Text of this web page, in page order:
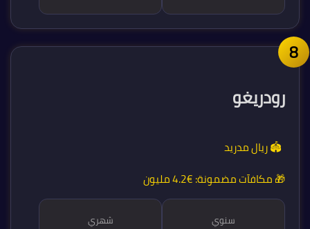
8
رودريغو
🏟️ ريال مدريد
🎁 مكافآت مضمونة:€4.2 مليون
سنوي شهري